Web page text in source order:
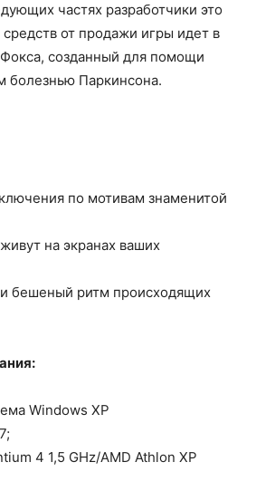
частях разработчики это
средств от продажи игры идет в
созданный для помощи
Паркинсона.
по мотивам знаменитой
на экранах ваших
и бешеный ритм происходящих
Windows XP
4 1,5 GHz/AMD Athlon XP